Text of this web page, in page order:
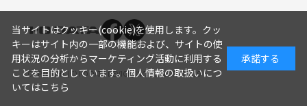
COPYRIGHT (C) I-O DATA DEVICE, INC. Since 2005.9.19
当サイトはクッキー(cookie)を使用します。クッ
キーはサイト内の一部の機能および、サイトの使
用状況の分析からマーケティング活動に利用する
ことを目的としています。個人情報の取扱いにつ
いてはこちら
承諾する